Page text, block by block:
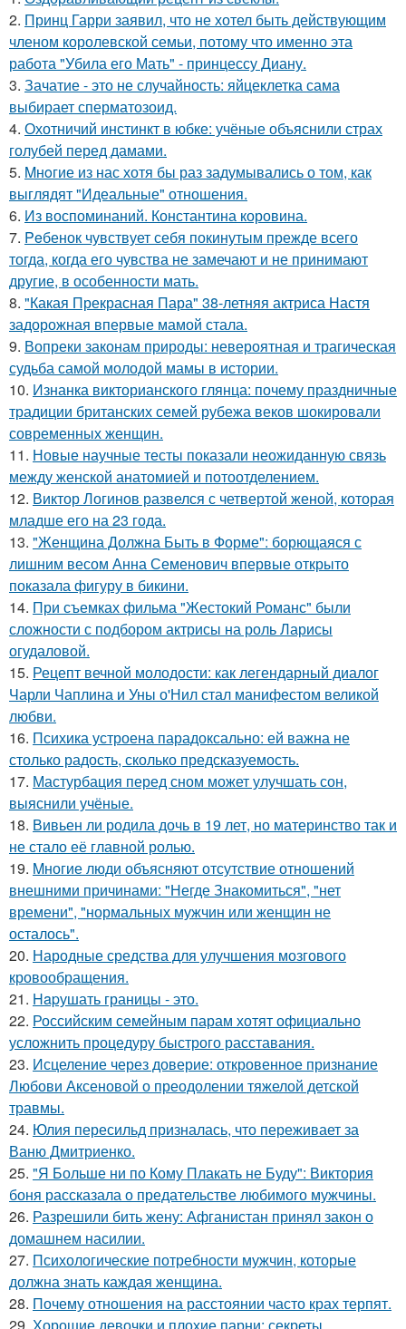
2. Принц Гарри заявил, что не хотел быть действующим
членом королевской семьи, потому что именно эта
работа "Убила его Мать" - принцессу Диану.
3. Зачатие - это не случайность: яйцеклетка сама
выбирает сперматозоид.
4. Охотничий инстинкт в юбке: учёные объяснили страх
голубей перед дамами.
5. Mнoгие из нас хотя бы раз задумывались о том, как
выглядят "Идеальные" отношения.
6. Из воспоминаний. Константина коровина.
7. Peбенок чувствует себя покинутым прежде всего
тогда, когда его чувства не замечают и не принимают
другие, в особенности мать.
8. "Какая Прекрасная Пара" 38-летняя актриса Настя
задорожная впервые мамой стала.
9. Вопреки законам природы: невероятная и трагическая
судьба самой молодой мамы в истории.
10. Изнанка викторианского глянца: почему праздничные
традиции британских семей рубежа веков шокировали
современных женщин.
11. Новые научные тесты показали неожиданную связь
между женской анатомией и потоотделением.
12. Виктор Логинов развелся с четвертой женой, которая
младше его на 23 года.
13. "Женщина Должна Быть в Форме": борющаяся с
лишним весом Анна Семенович впервые открыто
показала фигуру в бикини.
14. При съемках фильма "Жестокий Романс" были
сложности с подбором актрисы на роль Ларисы
огудаловой.
15. Рецепт вечной молодости: как легендарный диалог
Чарли Чаплина и Уны о'Нил стал манифестом великой
любви.
16. Психика устроена парадоксально: ей важна не
столько радость, сколько предсказуемость.
17. Мастурбация перед сном может улучшать сон,
выяснили учёные.
18. Вивьен ли родила дочь в 19 лет, но материнство так и
не стало её главной ролью.
19. Mногие люди объясняют отсутствие отношений
внешними причинами: "Негде Знакомиться", "нет
времени", "нормальных мужчин или женщин не
осталось".
20. Народные средства для улучшения мозгового
кровообращения.
21. Hapушать границы - это.
22. Российским семейным парам хотят официально
усложнить процедуру быстрого расставания.
23. Исцеление через доверие: откровенное признание
Любови Аксеновой о преодолении тяжелой детской
травмы.
24. Юлия пересильд призналась, что переживает за
Ваню Дмитриенко.
25. "Я Больше ни по Кому Плакать не Буду": Виктория
боня рассказала о предательстве любимого мужчины.
26. Разрешили бить жену: Афганистан принял закон о
домашнем насилии.
27. Психологические потребности мужчин, которые
должна знать каждая женщина.
28. Почему отношения на расстоянии часто крах терпят.